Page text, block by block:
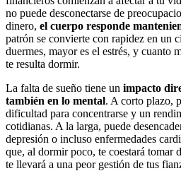
no puede desconectarse de
dinero, el cuerpo responde
patrón se convierte con rapidez en un
duermes, mayor es el estrés, y cuanto
te resulta dormir.
La falta de sueño tiene un impacto
también en lo mental. A corto plazo,
dificultad para concentrarse y un
cotidianas. A la larga, puede
depresión o incluso enfermedades
que, al dormir poco, te coestará tomar
te llevará a una peor gestión de tus